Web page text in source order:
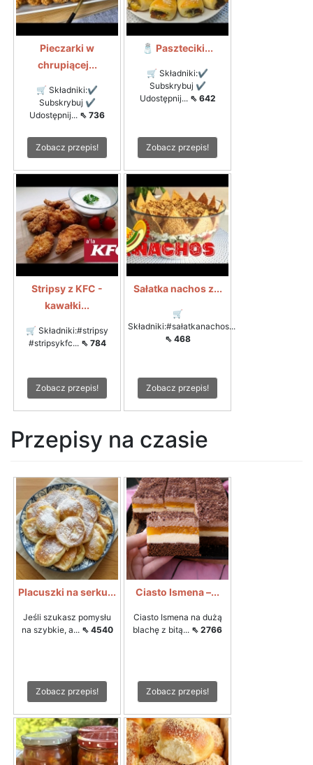
Pieczarki w
chrupiącej...
🛒 Składniki:✔
Subskrybuj ✔
Udostępnij... ⇖ 736
Zobacz przepis!
🧂 Paszteciki...
🛒 Składniki:✔
Subskrybuj ✔
Udostępnij... ⇖ 642
Zobacz przepis!
Stripsy z KFC -
kawałki...
🛒 Składniki:#stripsy
#stripsykfc... ⇖ 784
Zobacz przepis!
Sałatka nachos z...
🛒
Składniki:#sałatkanachos...
⇖ 468
Zobacz przepis!
Przepisy na czasie
Placuszki na serku...
Jeśli szukasz pomysłu
na szybkie, a... ⇖ 4540
Zobacz przepis!
Ciasto Ismena –...
Ciasto Ismena na dużą
blachę z bitą... ⇖ 2766
Zobacz przepis!